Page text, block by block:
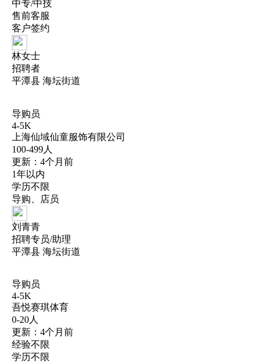
中专/中技
售前客服
客户签约
林女士
招聘者
平潭县 海坛街道
导购员
4-5K
上海仙域仙童服饰有限公司
100-499人
更新：4个月前
1年以内
学历不限
导购、店员
刘青青
招聘专员/助理
平潭县 海坛街道
导购员
4-5K
吾悦赛琪体育
0-20人
更新：4个月前
经验不限
学历不限